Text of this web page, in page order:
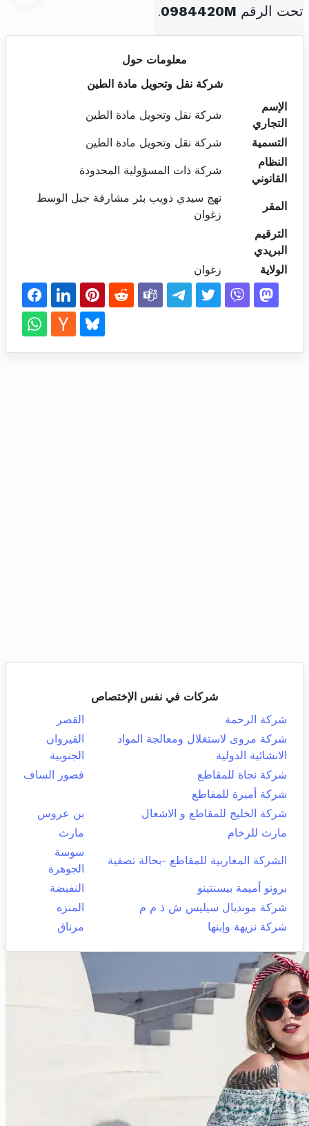
تحت الرقم 0984420M
.
معلومات حول
شركة نقل وتحويل مادة الطين
الإسم
التجاري
شركة نقل وتحويل مادة الطين
التسمية
شركة نقل وتحويل مادة الطين
النظام
القانوني
شركة ذات المسؤولية المحدودة
المقر
نهج سيدي ذويب بئر مشارقة جبل الوسط
زغوان
الترقيم
البريدي
الولاية
زغوان
شركات في نفس الإختصاص
شركة الرحمة
القصر
شركة مروى لاستغلال ومعالجة المواد
الانشائية الدولية
القيروان
الجنوبية
شركة نجاة للمقاطع
قصور الساف
شركة أميرة للمقاطع
شركة الخليج للمقاطع و الاشعال
بن عروس
مارث للرخام
مارث
الشركة المغاربية للمقاطع -بحالة تصفية
سوسة
الجوهرة
برونو أميمة بيسنتينو
النفيضة
شركة مونديال سيليس ش ذ م م
المنزه
شركة نزيهة وإبنها
مرناق